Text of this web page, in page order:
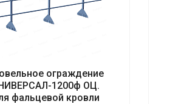
ограждение
1200ф ОЦ.
фальцевой кровли